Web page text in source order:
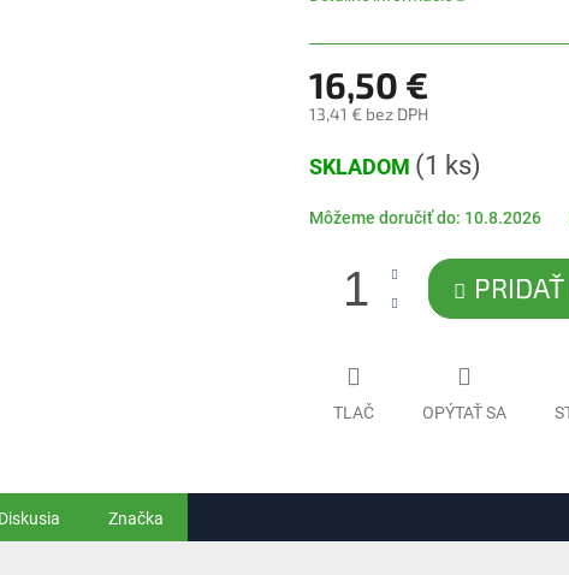
16,50 €
13,41 € bez DPH
cena:
SKLADOM (1 ks)
Môžeme doručiť do: 10.8.2026
TLAČ OPÝTAŤ SA
Diskusia Značka